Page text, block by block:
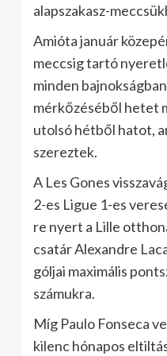
alapszakasz-
Amióta január
meccsig tartó
minden
mérkőzéséből hetet
utolsó hétből hatot,
szereztek.
A Les Gones
2-es Ligue 1-es
re nyert a Lille
csatár Alexandre
góljai maximális
számukra.
Míg Paulo Fonseca
kilenc hónapos